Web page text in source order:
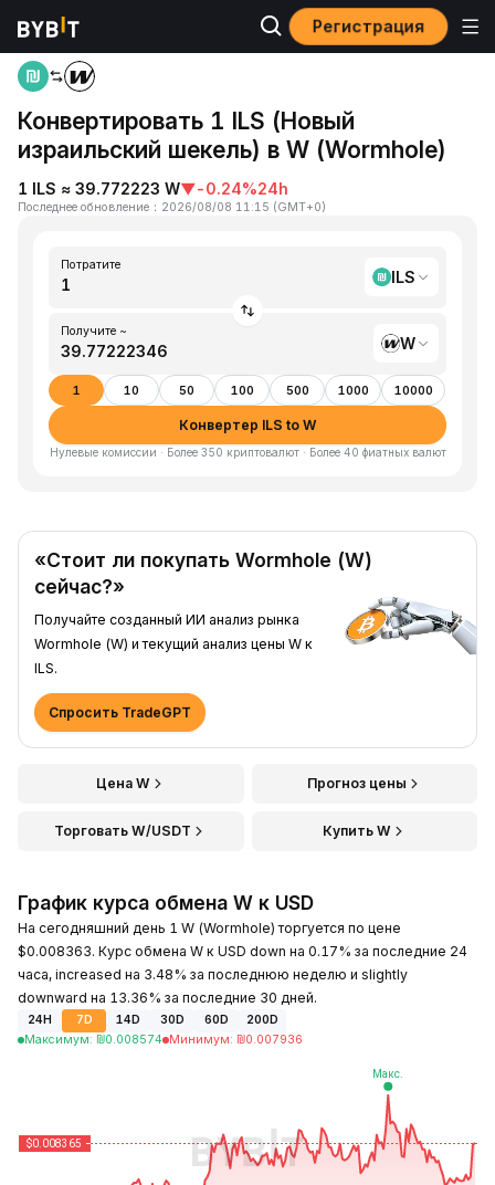
Регистрация
Главная
Конвертировать 1 ILS (Новый
израильский шекель) в W (Wormhole)
1 ILS ≈ 39.772223 W▼-0.24%24h
Последнее обновление ： 2026/08/08 11:15 (GMT+0)
Потратите
ILS
Получите ~
W
1 10 50 100 500 1000 10000
Конвертер ILS to W
Нулевые комиссии · Более 350 криптовалют · Более 40 фиатных валют
«Стоит ли покупать Wormhole (W)
сейчас?»
Получайте созданный ИИ анализ рынка
Wormhole (W) и текущий анализ цены W к
ILS.
Спросить TradeGPT
Цена W Прогноз цены
Торговать W/USDT Купить W
График курса обмена W к USD
На сегодняшний день 1 W (Wormhole) торгуется по цене
$0.008363. Курс обмена W к USD down на 0.17% за последние 24
часа, increased на 3.48% за последнюю неделю и slightly
downward на 13.36% за последние 30 дней.
24H 7D 14D 30D 60D
200D
Максимум: ₪0.008574 Минимум: ₪0.007936